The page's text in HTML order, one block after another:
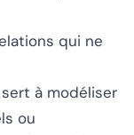
qui ne
sert à modéliser
ou